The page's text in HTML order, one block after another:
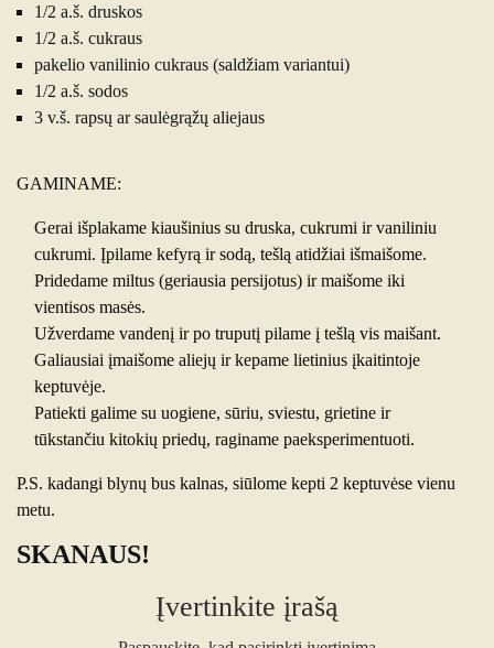
1/2 a.š. druskos
1/2 a.š. cukraus
pakelio vanilinio cukraus (saldžiam variantui)
1/2 a.š. sodos
3 v.š. rapsų ar saulėgrąžų aliejaus
GAMINAME:
Gerai išplakame kiaušinius su druska, cukrumi ir vaniliniu
cukrumi. Įpilame kefyrą ir sodą, tešlą atidžiai išmaišome.
Pridedame miltus (geriausia persijotus) ir maišome iki
vientisos masės.
Užverdame vandenį ir po truputį pilame į tešlą vis maišant.
Galiausiai įmaišome aliejų ir kepame lietinius įkaitintoje
keptuvėje.
Patiekti galime su uogiene, sūriu, sviestu, grietine ir
tūkstančiu kitokių priedų, raginame paeksperimentuoti.
P.S. kadangi blynų bus kalnas, siūlome kepti 2 keptuvėse vienu
metu.
SKANAUS!
Įvertinkite įrašą